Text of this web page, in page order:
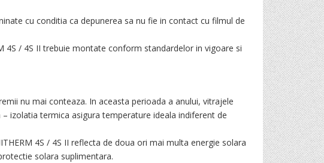
cu conditia ca depunerea sa nu fie in contact cu filmul de
4S / 4S II trebuie montate conform standardelor in vigoare si
nu mai conteaza. In aceasta perioada a anului, vitrajele
– izolatia termica asigura temperature ideala indiferent de
4S / 4S II reflecta de doua ori mai multa energie solara
solara suplimentara.